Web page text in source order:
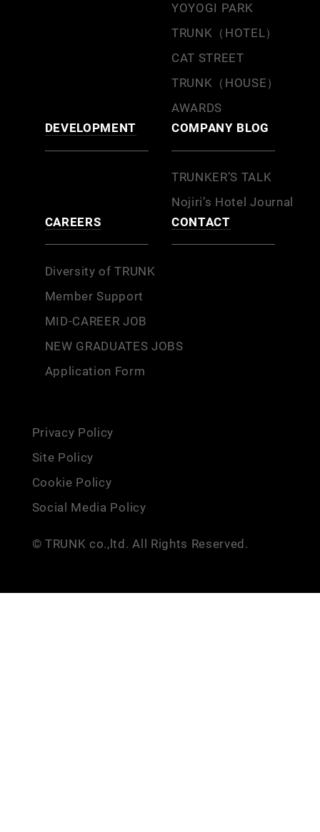
YOYOGI PARK
TRUNK（HOTEL）
CAT STREET
TRUNK（HOUSE）
AWARDS
DEVELOPMENT
COMPANY BLOG
TRUNKER’S TALK
Nojiri’s Hotel Journal
CAREERS
Diversity of TRUNK
Member Support
MID-CAREER JOB
NEW GRADUATES JOBS
Application Form
CONTACT
Privacy Policy
Site Policy
Cookie Policy
Social Media Policy
© TRUNK co.,ltd. All Rights Reserved.